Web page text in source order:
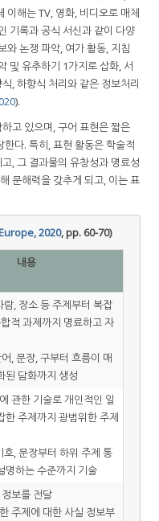
이해는 TV, 영화, 비디오로 매체
기록과 공식 서신과 같이 다양
와 논쟁 파악, 여가 활동, 지침
및 유추하기 1가지로 삽화, 서
, 하향식 처리와 같은 정보처리
).
고 있으며, 구어 표현은 짧은
다. 특히, 표현 활동은 학술적
, 그 결과물의 유창성과 명료성
문해력을 갖추게 되고, 이는 표
2020, pp. 60-70)
내용
람, 장소 등 주제부터 복잡
적 과제까지 명료하고 자
, 문장, 구부터 흐름이 매
된 담화까지 생성
관한 기술로 개인적인 일
한 주제까지 광범위한 주제
호, 문장부터 하위 주제 통
명하는 수준까지 기술
보를 전달
주제에 대한 사실 정보부